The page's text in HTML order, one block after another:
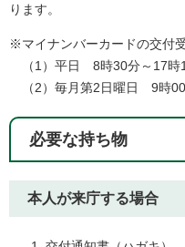
ります。
※マイナンバーカードの交付
（1）平日 8時30分～17時
（2）毎月第2日曜日 9時
必要な持ち物
本人が来庁する場合